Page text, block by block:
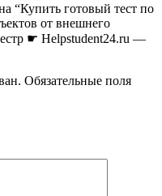
“Купить готовый тест по
от внешнего
☛ Helpstudent24.ru —
Обязательные поля